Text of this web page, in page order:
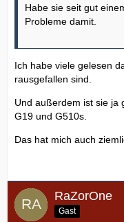
Habe sie seit gut
Probleme damit.
Ich habe viele gelesen
rausgefallen sind.
Und außerdem ist sie ja
G19 und G510s.
Das hat mich auch
RaZorOne
Gast